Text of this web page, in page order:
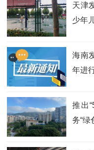
天津
少年
海南
年进
推出
务“绿